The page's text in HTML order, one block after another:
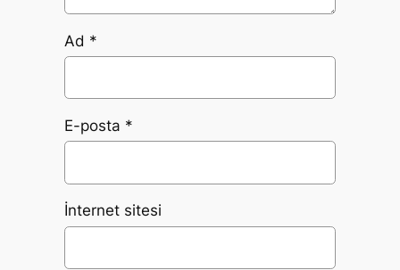
Ad *
E-posta *
İnternet sitesi